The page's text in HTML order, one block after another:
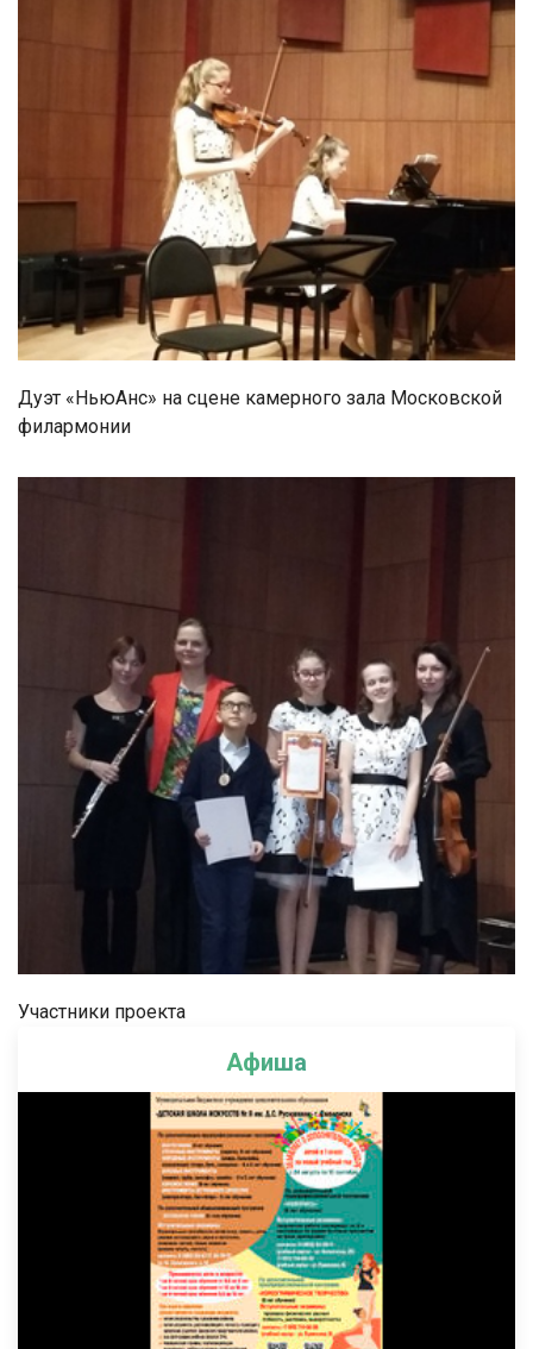
Афиша
Дуэт «НьюАнс» на сцене камерного зала Московской
филармонии
Участники проекта